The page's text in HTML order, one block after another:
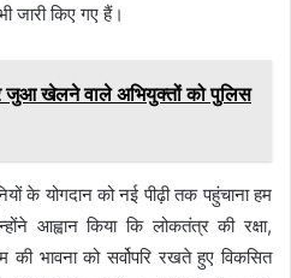
जारी किए गए हैं।
जुआ खेलने वाले अभियुक्तों को पुलिस
के योगदान को नई पीढ़ी तक पहुंचाना हम
आह्वान किया कि लोकतंत्र की रक्षा,
भावना को सर्वोपरि रखते हुए विकसित